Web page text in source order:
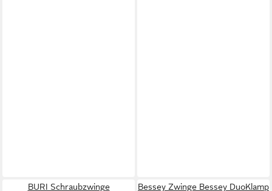
BURI Schraubzwinge
Bessey Zwinge Bessey DuoKlamp